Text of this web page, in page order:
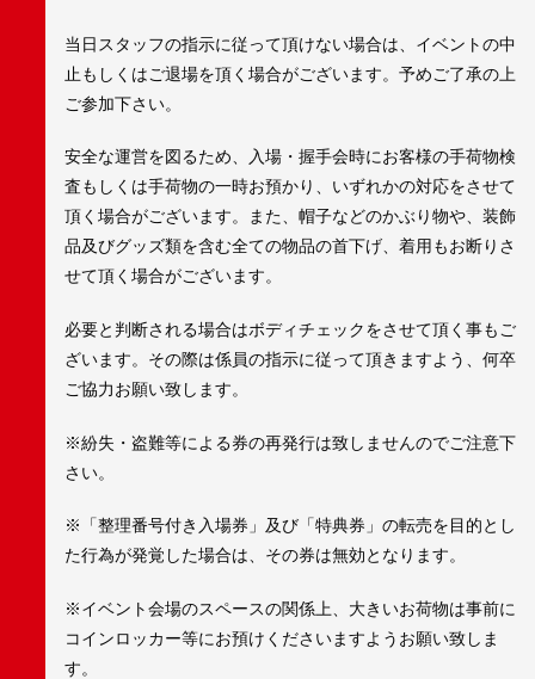
当日スタッフの指示に従って頂けない場合は、イベントの中
止もしくはご退場を頂く場合がございます。予めご了承の上
ご参加下さい。
安全な運営を図るため、入場・握手会時にお客様の手荷物検
査もしくは手荷物の一時お預かり、いずれかの対応をさせて
頂く場合がございます。また、帽子などのかぶり物や、装飾
品及びグッズ類を含む全ての物品の首下げ、着用もお断りさ
せて頂く場合がございます。
必要と判断される場合はボディチェックをさせて頂く事もご
ざいます。その際は係員の指示に従って頂きますよう、何卒
ご協力お願い致します。
※紛失・盗難等による券の再発行は致しませんのでご注意下
さい。
※「整理番号付き入場券」及び「特典券」の転売を目的とし
た行為が発覚した場合は、その券は無効となります。
※イベント会場のスペースの関係上、大きいお荷物は事前に
コインロッカー等にお預けくださいますようお願い致しま
す。